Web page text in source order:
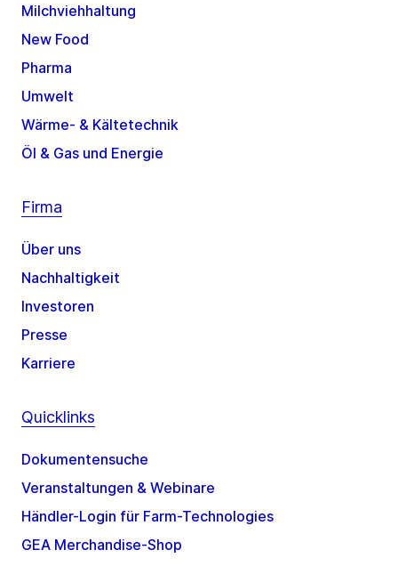
Milchviehhaltung
New Food
Pharma
Umwelt
Wärme- & Kältetechnik
Öl & Gas und Energie
Firma
Über uns
Nachhaltigkeit
Investoren
Presse
Karriere
Quicklinks
Dokumentensuche
Veranstaltungen & Webinare
Händler-Login für Farm-Technologies
GEA Merchandise-Shop